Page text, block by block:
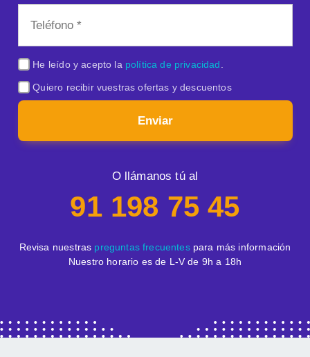
He leído y acepto la política de privacidad
Quiero recibir vuestras ofertas y descuentos
Enviar
O llámanos tú al
91 198 75 45
Revisa nuestras preguntas frecuentespara más información
Nuestro horario es de L-V de 9h a 18h